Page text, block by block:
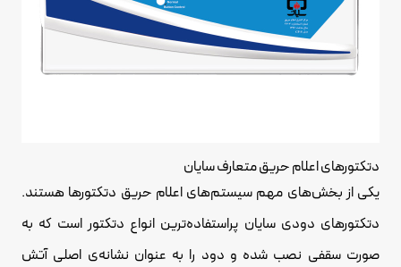
دتکتورهای اعلام حریق متعارف سایان
یکی از بخش‌های مهم سیستم‌های اعلام حریق دتکتورها هستند.
دتکتورهای دودی سایان پراستفاده‌ترین انواع دتکتور است که به
صورت سقفی نصب شده و دود را به عنوان نشانه‌ی اصلی آتش